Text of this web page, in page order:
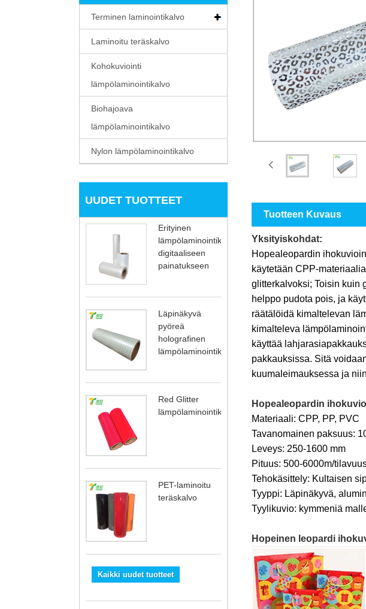
Terminen laminointikalvo
Laminoitu teräskalvo
Kohokuviointi
lämpölaminointikalvo
Biohajoava
lämpölaminointikalvo
Nylon lämpölaminointikalvo
UUDET TUOTTEET
Erityinen
lämpölaminointikalvo
digitaaliseen
painatukseen
Läpinäkyvä
pyöreä
holografinen
lämpölaminointikalvo
Red Glitter
lämpölaminointikalvo
PET-laminoitu
teräskalvo
Kaikki uudet tuotteet
Tuotteen Kuvaus
Yksityiskohdat:
Hopealeopardin
käytetään CPP-
glitterkalvoksi; Toisin kuin
helppo pudota pois, ja
räätälöidä kimaltelevan
kimalteleva
käyttää
pakkauksissa. Sitä
kuumaleimauksessa ja
Hopealeopardin
Materiaali: CPP, PP, PVC
Tavanomainen paksuus:
Leveys: 250-1600 mm
Pituus: 500-6000m/
Tehokäsittely: Kultaisen
Tyyppi: Läpinäkyvä,
Tyylikuvio: kymmeniä
Hopeinen leopardi